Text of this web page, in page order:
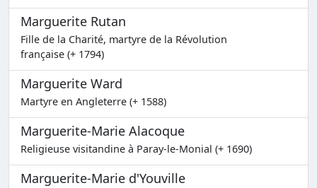
Marguerite Rutan
Fille de la Charité, martyre de la Révolution
française (+ 1794)
Marguerite Ward
Martyre en Angleterre (+ 1588)
Marguerite-Marie Alacoque
Religieuse visitandine à Paray-le-Monial (+ 1690)
Marguerite-Marie d'Youville